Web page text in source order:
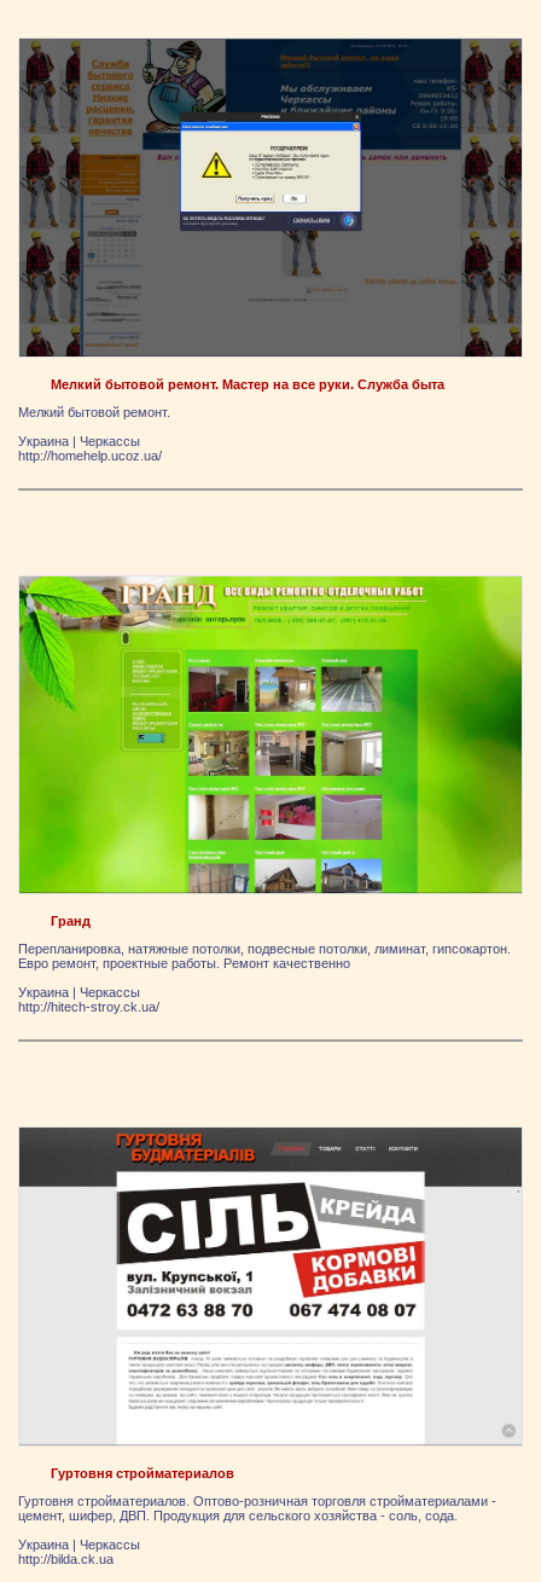
Мелкий бытовой ремонт. Мастер на все руки. Служба быта
Мелкий бытовой ремонт.
Украина | Черкассы
http://homehelp.ucoz.ua/
Гранд
Перепланировка, натяжные потолки, подвесные потолки, лиминат, гипсокартон.
Евро ремонт, проектные работы. Ремонт качественно
Украина
Черкассы
http://hitech-stroy.ck.ua/
Гуртовня стройматериалов
Гуртовня стройматериалов. Оптово-розничная торговля стройматериалами -
цемент, шифер, ДВП. Продукция для сельского хозяйства - соль, сода.
Украина | Черкассы
http://bilda.ck.ua